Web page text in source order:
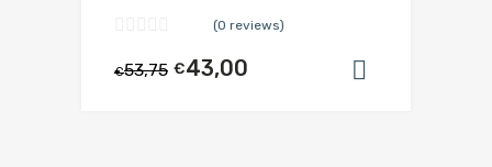
(0 reviews)
€53,75 €43,00